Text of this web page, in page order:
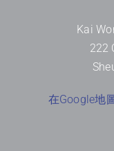
Kai
222
在Google地